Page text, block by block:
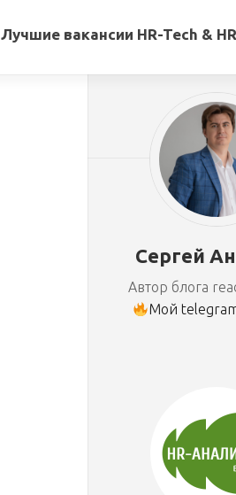
Лучшие вакансии HR-Tech &
Сергей
Автор блога
Мой